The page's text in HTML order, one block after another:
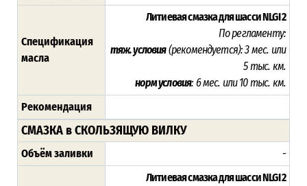
Спецификация
масла
Литиевая смазка для шасси NLGI 2
По регламенту:
тяж. условия(рекомендуется): 3 мес. или
5 тыс. км.
норм условия: 6 мес. или 10 тыс. км.
Рекомендация
СМАЗКА в СКОЛЬЗЯЩУЮ ВИЛКУ
Объём заливки -
Литиевая смазка для шасси NLGI 2